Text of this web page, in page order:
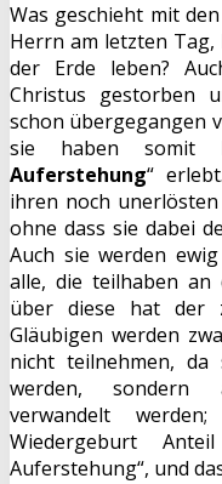
Was geschieht mit
Herrn am letzten
der Erde leben?
Christus gestorben
schon übergegangen
sie haben somit
Auferstehung“
ihren noch
ohne dass sie dabei
Auch sie werden
alle, die teilhaben an
über diese hat der
Gläubigen werden
nicht teilnehmen,
werden, sondern
verwandelt
Wiedergeburt
Auferstehung“, und